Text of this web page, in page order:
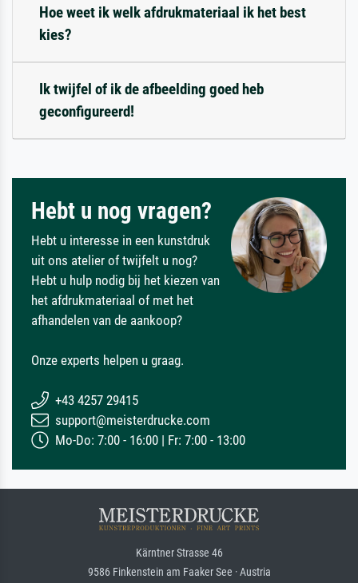
Hoe weet ik welk afdrukmateriaal ik het best
kies?
Ik twijfel of ik de afbeelding goed heb
geconfigureerd!
Hebt u nog vragen?
Hebt u interesse in een kunstdruk
uit ons atelier of twijfelt u nog?
Hebt u hulp nodig bij het kiezen van
het afdrukmateriaal of met het
afhandelen van de aankoop?
Onze experts helpen u graag.
+43 4257 29415
support@meisterdrucke.com
Mo-Do: 7:00 - 16:00 | Fr: 7:00 - 13:00
Kärntner Strasse 46
9586 Finkenstein am Faaker See · Austria